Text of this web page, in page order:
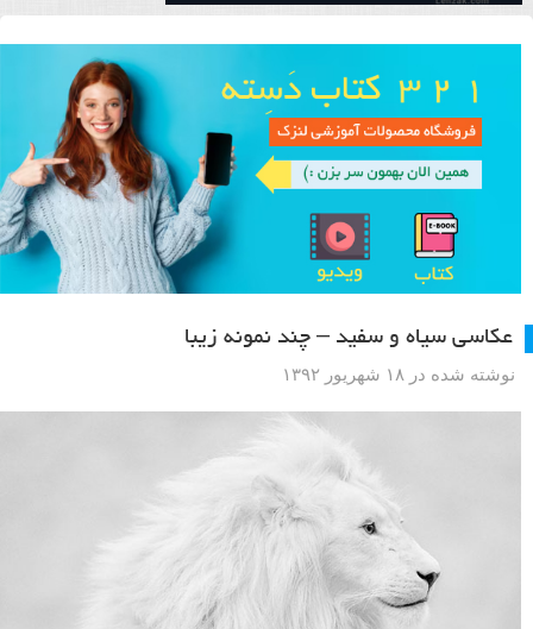
عکاسی سیاه و سفید – چند نمونه زیبا
نوشته شده در ۱۸ شهریور ۱۳۹۲